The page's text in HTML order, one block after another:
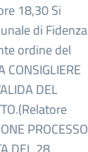
18,30 Si
di Fidenza
ordine del
DEL
PROCESSO